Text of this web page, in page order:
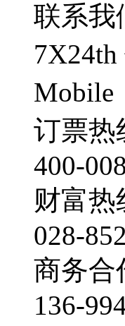
联系我
7X24th
Mobile
订票热
400-
财富热
028-
商务合
136-